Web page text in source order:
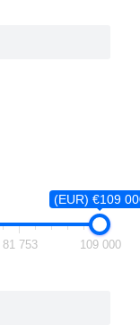
(EUR) €109
81 753
109 000